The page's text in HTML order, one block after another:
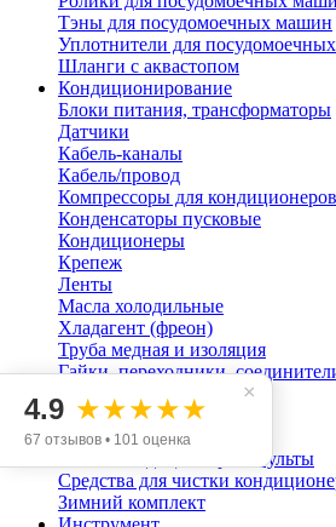
Тэны для посудомоечных машин
Уплотнители для
Шланги с аквастопом
Кондиционирование
Блоки питания, трансформаторы
Датчики
Кабель-каналы
Кабель/провод
Компрессоры для кондиционеров
Конденсаторы пусковые
Кондиционеры
Крепеж
Ленты
Масла холодильные
Хладагент (фреон)
Труба медная и изоляция
Гайки, переходники,
Вентиляторы (турбины)
Кронштейны
Платы кондиционеров, пульты
Средства для чистки
Зимний комплект
×
4.9 ★★★★★
67 отзывов • 101 оценка